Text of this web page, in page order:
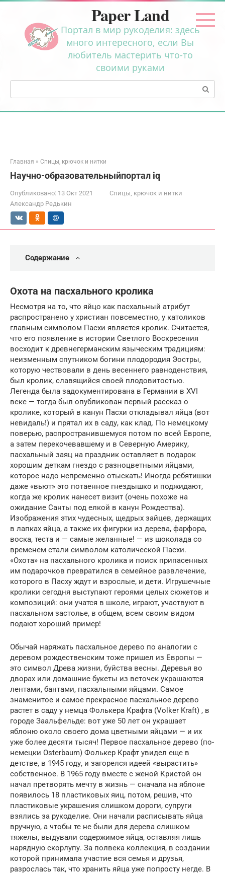
Перейти
контенту
Paper Land
Портал в мир рукоделия: здесь
много интересного, если Вы
любитель мастерить что-то
своими руками
Поиск:
Главная » Спицы, крючок и нитки
Научно-образовательныйпортал iq
Опубликовано: 13 Окт 2021
Спицы, крючок и нитки
Александр Редькин
Содержание
Охота на пасхального кролика
Несмотря на то, что яйцо как пасхальный атрибут
распространено у христиан повсеместно, у католиков
главным символом Пасхи является кролик. Считается,
что его появление в истории Светлого Воскресения
восходит к древнегерманским языческим традициям:
неизменным спутником богини плодородия Эостры,
которую чествовали в день весеннего равноденствия,
был кролик, славящийся своей плодовитостью.
Легенда была задокументирована в Германии в XVI
веке — тогда был опубликован первый рассказ о
кролике, который в канун Пасхи откладывал яйца (вот
невидаль!) и прятал их в саду, как клад. По немецкому
поверью, распространившемуся потом по всей Европе,
а затем перекочевавшему и в Северную Америку,
пасхальный заяц на праздник оставляет в подарок
хорошим деткам гнездо с разноцветными яйцами,
которое надо непременно отыскать! Иногда ребятишки
даже «вьют» это потаенное гнездышко и поджидают,
когда же кролик нанесет визит (очень похоже на
ожидание Санты под елкой в канун Рождества).
Изображения этих чудесных, щедрых зайцев, держащих
в лапках яйца, а также их фигурки из дерева, фарфора,
воска, теста и — самые желанные! — из шоколада со
временем стали символом католической Пасхи.
«Охота» на пасхального кролика и поиск припасенных
им подарочков превратился в семейное развлечение,
которого в Пасху ждут и взрослые, и дети. Игрушечные
кролики сегодня выступают героями целых сюжетов и
композиций: они учатся в школе, играют, участвуют в
пасхальном застолье, в общем, всем своим видом
подают хороший пример!
Обычай наряжать пасхальное дерево по аналогии с
деревом рождественским тоже пришел из Европы —
это символ Древа жизни, буйства весны. Деревья во
дворах или домашние букеты из веточек украшаются
лентами, бантами, пасхальными яйцами. Самое
знаменитое и самое прекрасное пасхальное дерево
растет в саду у немца Фолькера Крафта (Volker Kraft) , в
городе Заальфельде: вот уже 50 лет он украшает
яблоню около своего дома цветными яйцами — и их
уже более десяти тысяч! Первое пасхальное дерево (по-
немецки Osterbaum) Фолькер Крафт увидел еще в
детстве, в 1945 году, и загорелся идеей «вырастить»
собственное. В 1965 году вместе с женой Кристой он
начал претворять мечту в жизнь — сначала на яблоне
появилось 18 пластиковых яиц, потом, решив, что
пластиковые украшения слишком дороги, супруги
взялись за рукоделие. Они начали расписывать яйца
вручную, а чтобы те не были для дерева слишком
тяжелы, выдували содержимое яйца, оставляя лишь
нарядную скорлупу. За полвека коллекция, в создании
которой принимала участие вся семья и друзья,
разрослась так, что хранить яйца уже попросту негде. В